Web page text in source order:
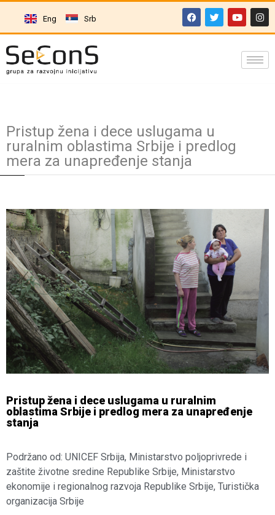
Eng Srb
Pristup žena i dece uslugama u
ruralnim oblastima Srbije i predlog
mera za unapređenje stanja
Pristup žena i dece uslugama u ruralnim
oblastima Srbije i predlog mera za unapređenje
stanja
Podržano od: UNICEF Srbija, Ministarstvo poljoprivrede i
zaštite životne sredine Republike Srbije, Ministarstvo
ekonomije i regionalnog razvoja Republike Srbije, Turistička
organizacija Srbije